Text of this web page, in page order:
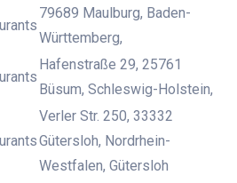
79689 Maulburg, Baden-
Württemberg,
Hafenstraße 29, 25761
Büsum, Schleswig-Holstein,
Verler Str. 250, 33332
Gütersloh, Nordrhein-
Westfalen, Gütersloh